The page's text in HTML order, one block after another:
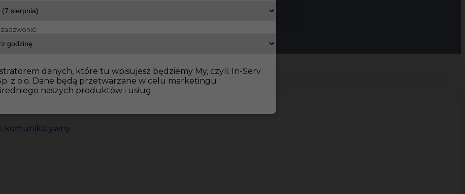
komunikatywny
danych, które tu wpisujesz będziemy My, czyli: In-Serv
z o.o. Dane będą przetwarzane w celu marketingu
naszych produktów i usług.